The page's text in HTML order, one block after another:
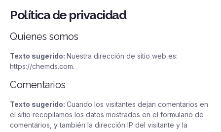
Política de privacidad
Quienes somos
Texto sugerido: Nuestra dirección de sitio web es:
https://chemds.com.
Comentarios
Texto sugerido: Cuando los visitantes dejan comentarios en
el sitio recopilamos los datos mostrados en el formulario de
comentarios, y también la dirección IP del visitante y la